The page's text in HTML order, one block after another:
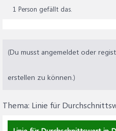
1 Person gefällt das.
(Du musst angemeldet oder
erstellen zu können.)
Thema: Linie für